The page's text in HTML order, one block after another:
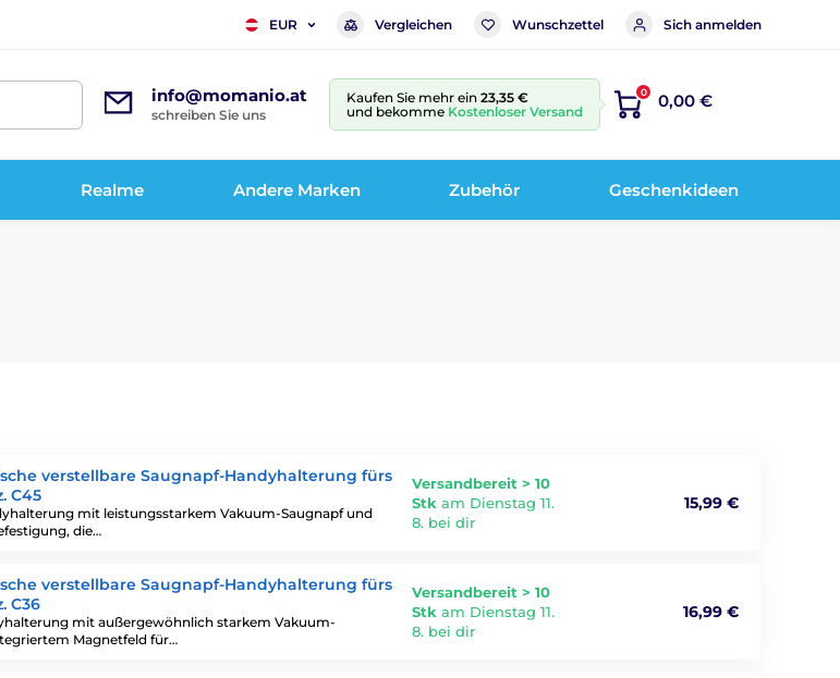
EUR Vergleichen Wunschzettel Sich anmelden
info@momanio.at
schreiben Sie uns
Kaufen Sie mehr ein 23,35 €
und bekomme Kostenloser Versand
0 0,00 €
Realme Andere Marken Zubehör Geschenkideen
verstellbare Saugnapf-Handyhalterung fürs
C45
mit leistungsstarkem Vakuum-Saugnapf und
die…
Versandbereit > 10
Stk am Dienstag 11.
8. bei dir
15,99 €
verstellbare Saugnapf-Handyhalterung fürs
C36
mit außergewöhnlich starkem Vakuum-
Magnetfeld für…
Versandbereit > 10
Stk am Dienstag 11.
8. bei dir
16,99 €